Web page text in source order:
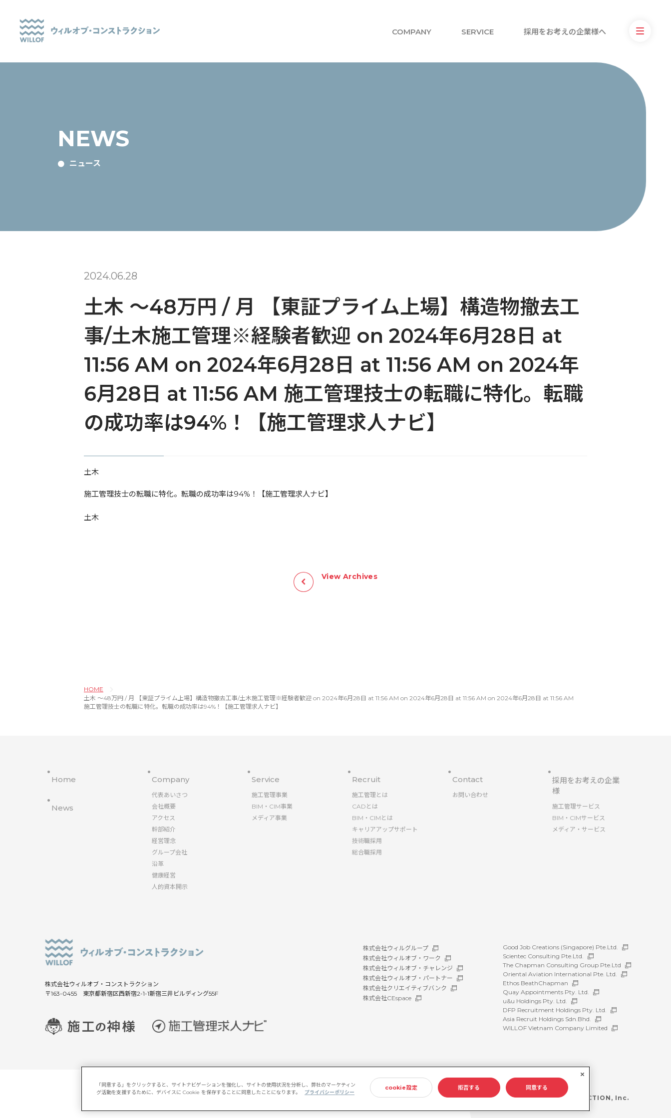
COMPANY SERVICE 採用をお考えの企業様へ
NEWS
ニュース
2024.06.28
土木 〜48万円 / 月 【東証プライム上場】構造物撤去工
事/土木施工管理※経験者歓迎 on 2024年6月28日 at
11:56 AM on 2024年6月28日 at 11:56 AM on 2024年
6月28日 at 11:56 AM 施工管理技士の転職に特化。転職
の成功率は94%！【施工管理求人ナビ】
土木
​施工管理技士の転職に特化。転職の成功率は94%！【施工管理求人ナビ】
土木
View Archives
HOME
土木 〜48万円 / 月 【東証プライム上場】構造物撤去工事/土木施工管理※経験者歓迎 on 2024年6月28日 at 11:56 AM on 2024年6月28日 at 11:56 AM on 2024年6月28日 at 11:56 AM
施工管理技士の転職に特化。転職の成功率は94%！【施工管理求人ナビ】
Home
News
Company
代表あいさつ
会社概要
アクセス
幹部紹介
経営理念
グループ会社
沿革
健康経営
人的資本開示
Service
施工管理事業
BIM・CIM事業
メディア事業
Recruit
施工管理とは
CADとは
BIM・CIMとは
キャリアアップサポート
技術職採用
総合職採用
Contact
お問い合わせ
採用をお考えの企業
様
施工管理サービス
BIM・CIMサービス
メディア・サービス
株式会社ウィルオブ・コンストラクション
〒163-0455 東京都新宿区西新宿2-1-1新宿三井ビルディング55F
株式会社ウィルグループ
株式会社ウィルオブ・ワーク
株式会社ウィルオブ・チャレンジ
株式会社ウィルオブ・パートナー
株式会社クリエイティブバンク
株式会社CEspace
Good Job Creations (Singapore) Pte.Ltd.
Scientec Consulting Pte.Ltd.
The Chapman Consulting Group Pte.Ltd
Oriental Aviation International Pte. Ltd.
Ethos BeathChapman
Quay Appointments Pty. Ltd.
u&u Holdings Pty. Ltd.
DFP Recruitment Holdings Pty. Ltd.
Asia Recruit Holdings Sdn.Bhd.
WILLOF Vietnam Company Limited
情報セキュリティ基本方針 プライバシーポリシー ©WILLOF CONSTRUCTION, Inc.
「同意する」をクリックすると、サイトナビゲーションを強化し、サイトの使用状況を分析し、弊社のマーケティン
グ活動を支援するために、デバイスに Cookie を保存することに同意したことになります。
プライバシーポリシー
cookie設定 拒否する 同意する